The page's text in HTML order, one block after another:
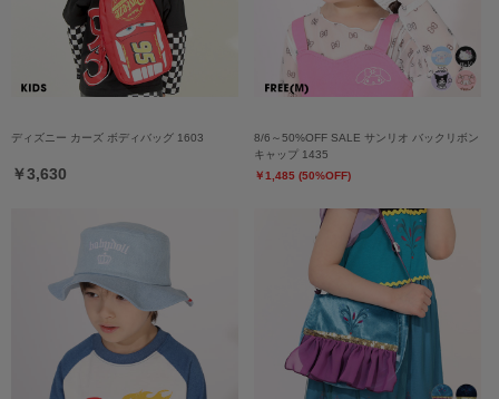
ディズニー カーズ ボディバッグ 1603
￥3,630
8/6～50%OFF SALE サンリオ バックリボン
キャップ 1435
￥1,485 (50%OFF)